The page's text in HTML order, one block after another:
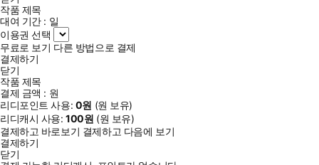
작품 제목
대여 기간 : 일
이용권 선택
무료로 보기 다른 방법으로 결제
결제하기
닫기
작품 제목
결제 금액 : 원
리디포인트 사용: 0원 (원 보유)
리디캐시 사용:100원 (원 보유)
결제하고 바로보기 결제하고 다음에 보기
결제하기
닫기